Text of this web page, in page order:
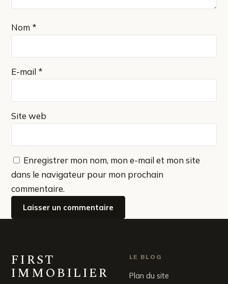
Nom *
E-mail *
Site web
Enregistrer mon nom, mon e-mail et mon site
dans le navigateur pour mon prochain
commentaire.
FIRST
IMMOBILIER
LE BLOG
Plan du site